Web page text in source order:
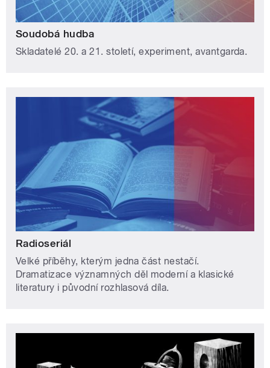
Soudobá hudba
Skladatelé 20. a 21. století, experiment, avantgarda.
Radioseriál
Velké příběhy, kterým jedna část nestačí.
Dramatizace významných děl moderní a klasické
literatury i původní rozhlasová díla.